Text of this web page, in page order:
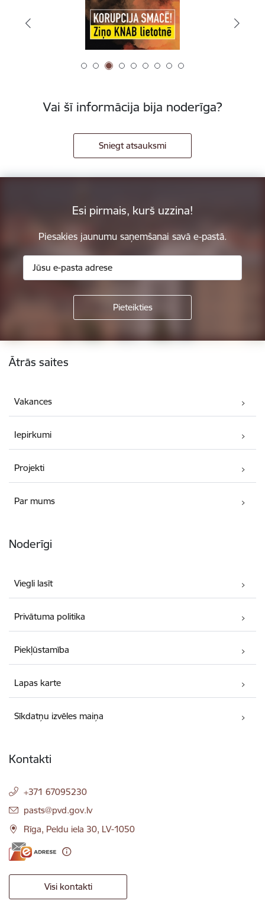
Vai šī informācija bija noderīga?
Sniegt atsauksmi
Esi pirmais, kurš uzzina!
Piesakies jaunumu saņemšanai savā e-pastā.
Kājene
Ātrās saites
Vakances
Iepirkumi
Projekti
Par mums
Noderīgi
Viegli lasīt
Privātuma politika
Piekļūstamība
Lapas karte
Sīkdatņu izvēles maiņa
Kontakti
+371 67095230
E-pasts:
pasts@pvd.gov.lv
Rīga, Peldu iela 30, LV-1050
Visi kontakti